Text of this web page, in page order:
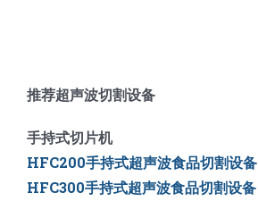
推荐超声波切割设备
手持式切片机
HFC200手持式超声波食品切割设备
HFC300手持式超声波食品切割设备